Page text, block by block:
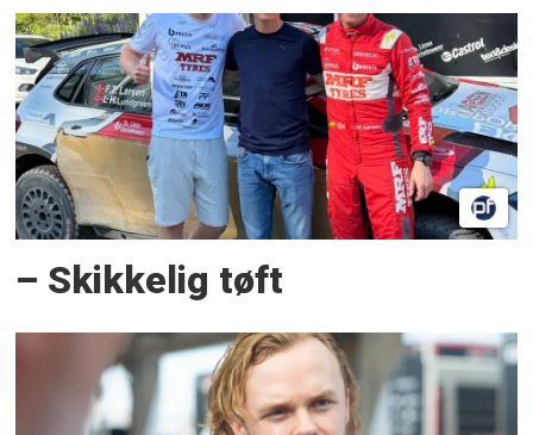
– Skikkelig tøft